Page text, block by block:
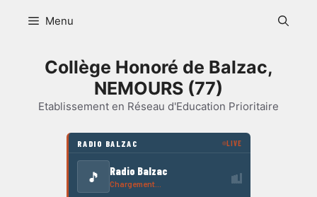
Menu
Collège Honoré de Balzac,
NEMOURS (77)
Etablissement en Réseau d'Education Prioritaire